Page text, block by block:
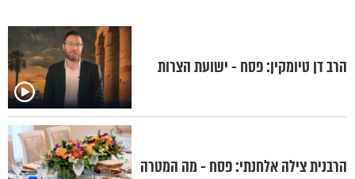
הרב דן טיומקין: פסח - ישועת הצרות
הרבנית צילה אלחנתי: פסח - מה המטרה